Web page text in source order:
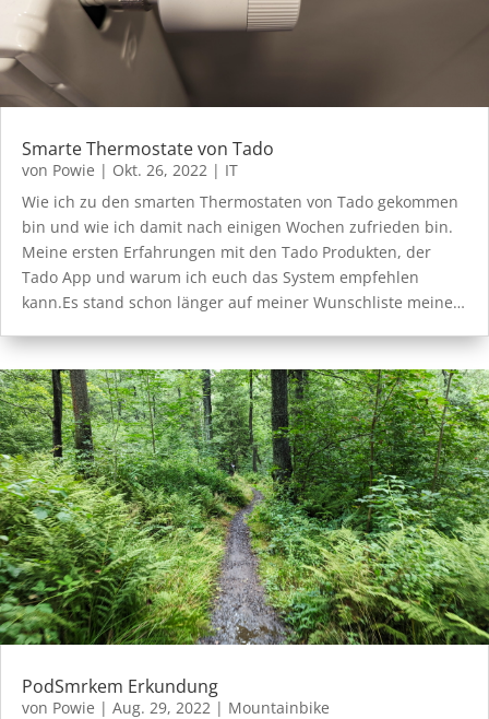
Smarte Thermostate von Tado
von Powie | Okt. 26, 2022 | IT
Wie ich zu den smarten Thermostaten von Tado gekommen
bin und wie ich damit nach einigen Wochen zufrieden bin.
Meine ersten Erfahrungen mit den Tado Produkten, der
Tado App und warum ich euch das System empfehlen
kann.Es stand schon länger auf meiner Wunschliste meine…
PodSmrkem Erkundung
von Powie | Aug. 29, 2022 | Mountainbike